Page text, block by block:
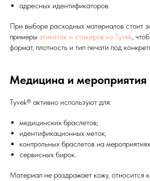
адресных идентификаторов.
При выборе расходных материалов стоит
примеры этикеток и стикеров из Tyvek ,
формат, плотность и тип печати под
Медицина и мероприятия
Tyvek® активно используют для:
медицинских браслетов;
идентификационных меток;
контрольных браслетов на
сервисных бирок.
Материал не раздражает кожу, относится